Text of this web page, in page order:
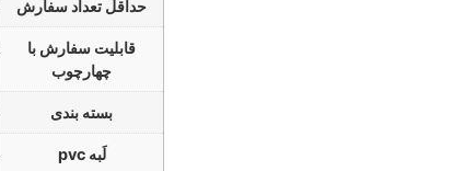
حداقل تعداد سفارش
قابلیت سفارش با
چهارچوب
بسته بندی
لَبه pvc